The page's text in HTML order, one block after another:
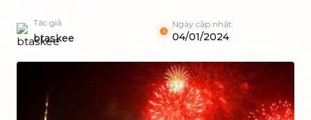
Tác giả
btaskee
Ngày cập nhật
04/01/2024